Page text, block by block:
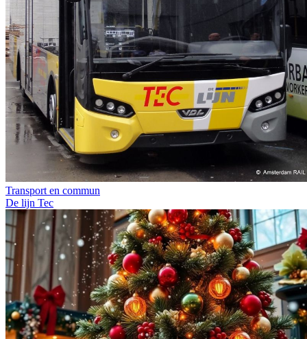
Transport en commun
De lijn Tec